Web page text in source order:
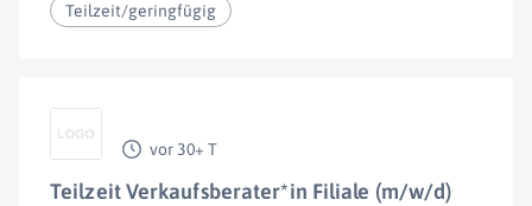
Teilzeit/geringfügig
vor 30+ T
Teilzeit Verkaufsberater*in Filiale (m/w/d)